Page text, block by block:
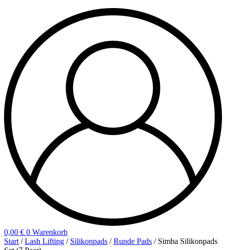
0,00 € 0 Warenkorb
Start /Lash Lifting / Silikonpads /Runde Pads / Simba Silikonpads